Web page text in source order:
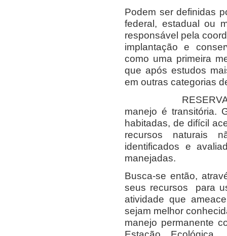
Podem ser definidas
federal, estadual ou
responsável pela
implantação e
como uma primeira
que após estudos
em outras categorias
RESERVAS
manejo é transitória.
habitadas, de difícil
recursos naturais
identificados e
manejadas.
Busca-se então,
seus recursos para
atividade que
sejam melhor
manejo permanente